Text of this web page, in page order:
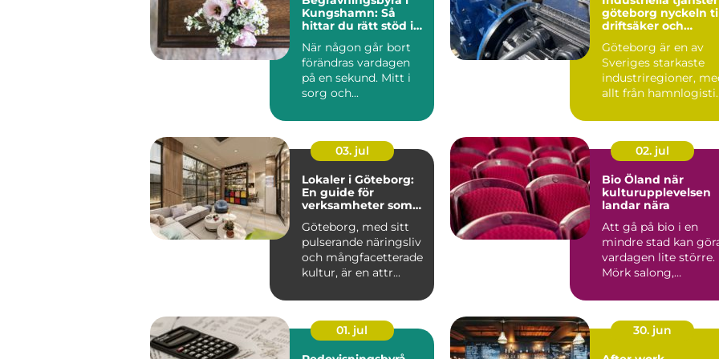
Kungshamn: Så
hittar du rätt stöd i
När någon går bort
förändras vardagen
på en sekund. Mitt i
sorg och...
göteborg nyckeln till
driftsäker och
Göteborg är en av
Sveriges starkaste
industriregioner,
allt från
03. jul
Lokaler i Göteborg:
En guide för
verksamheter som
Göteborg, med sitt
pulserande näringsliv
och mångfacetterade
kultur, är en attr...
02. jul
Bio Öland när
kulturupplevelsen
landar nära
Att gå på bio i en
mindre stad kan
vardagen lite större.
Mörk salong,
och en d...
01. jul
30. jun